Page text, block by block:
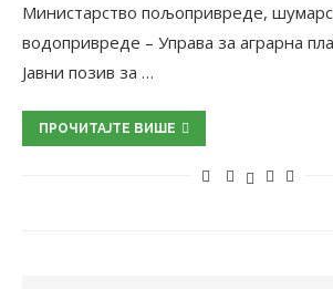
Министарство пољопривреде,
водопривреде – Управа за аграрна
Јавни позив за …
ПРОЧИТАЈТЕ ВИШЕ